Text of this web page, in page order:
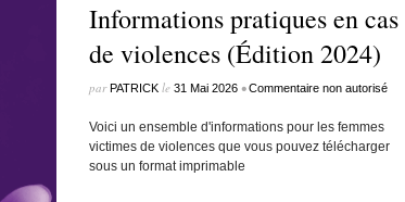
Informations pratiques en cas
de violences (Édition 2024)
parPATRICKle 31 Mai 2026 •Commentaire non autorisé
Voici un ensemble d'informations pour les femmes
victimes de violences que vous pouvez télécharger
sous un format imprimable